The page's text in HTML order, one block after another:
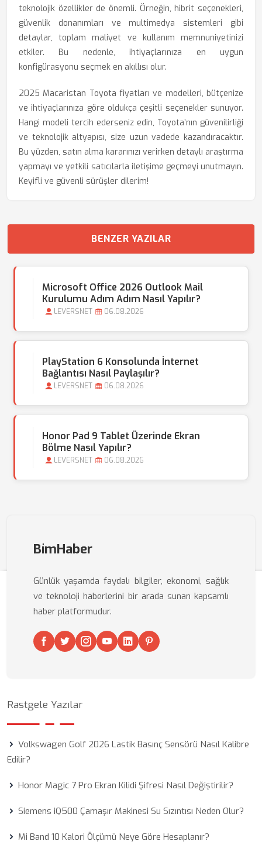
teknolojik özellikler de önemli. Örneğin, hibrit seçenekleri,
güvenlik donanımları ve multimedya sistemleri gibi
detaylar, toplam maliyet ve kullanım memnuniyetinizi
etkiler. Bu nedenle, ihtiyaçlarınıza en uygun
konfigürasyonu seçmek en akıllısı olur.
2025 Macaristan Toyota fiyatları ve modelleri, bütçenize
ve ihtiyaçlarınıza göre oldukça çeşitli seçenekler sunuyor.
Hangi modeli tercih ederseniz edin, Toyota’nın güvenilirliği
ve teknolojik altyapısı, size uzun vadede kazandıracaktır.
Bu yüzden, satın alma kararınızı verirken detaylı araştırma
yapmayı ve yetkili satıcılarla iletişime geçmeyi unutmayın.
Keyifli ve güvenli sürüşler dilerim!
BENZER YAZILAR
Microsoft Office 2026 Outlook Mail
Kurulumu Adım Adım Nasıl Yapılır?
LEVERSNET 06.08.2026
PlayStation 6 Konsolunda İnternet
Bağlantısı Nasıl Paylaşılır?
LEVERSNET 06.08.2026
Honor Pad 9 Tablet Üzerinde Ekran
Bölme Nasıl Yapılır?
LEVERSNET 06.08.2026
BimHaber
Günlük yaşamda faydalı bilgiler, ekonomi, sağlık
ve teknoloji haberlerini bir arada sunan kapsamlı
haber platformudur.
Rastgele Yazılar
Volkswagen Golf 2026 Lastik Basınç Sensörü Nasıl Kalibre
Edilir?
Honor Magic 7 Pro Ekran Kilidi Şifresi Nasıl Değiştirilir?
Siemens iQ500 Çamaşır Makinesi Su Sızıntısı Neden Olur?
Mi Band 10 Kalori Ölçümü Neye Göre Hesaplanır?